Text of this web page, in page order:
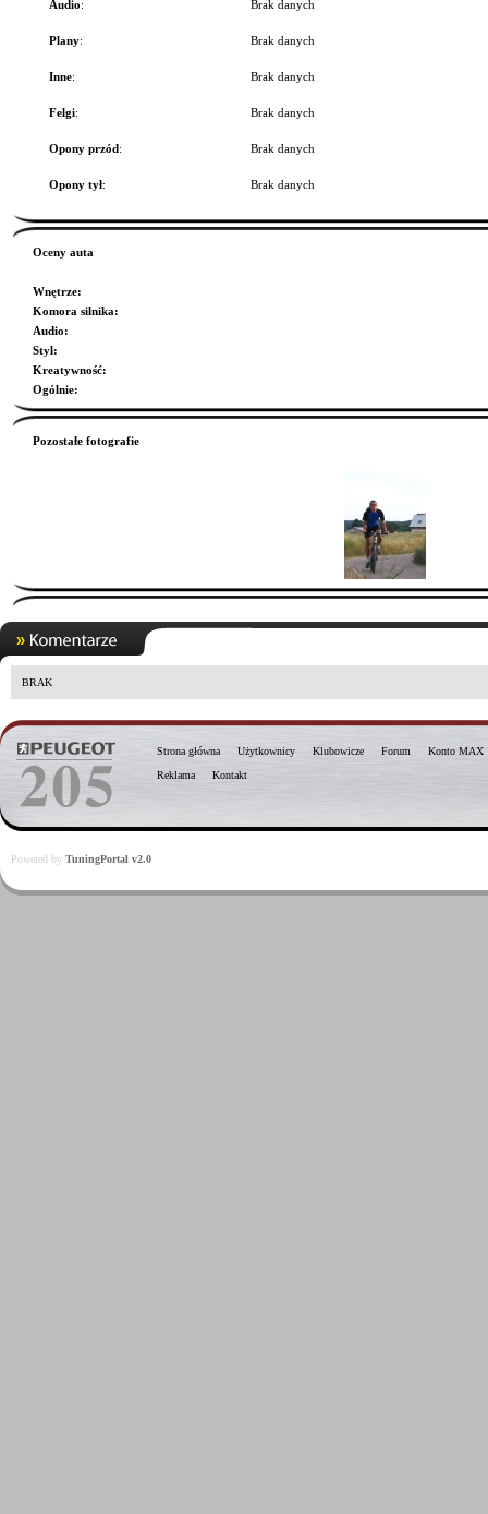
Audio: Brak danych
Plany: Brak danych
Inne: Brak danych
Felgi: Brak danych
Opony przód: Brak danych
Opony tył: Brak danych
Oceny auta
Wnętrze:
Komora silnika:
Audio:
Styl:
Kreatywność:
Ogólnie:
Pozostałe fotografie
BRAK
Strona główna Użytkownicy Klubowicze Forum
Konto MAX
Reklama
Kontakt
Powered by TuningPortal v2.0